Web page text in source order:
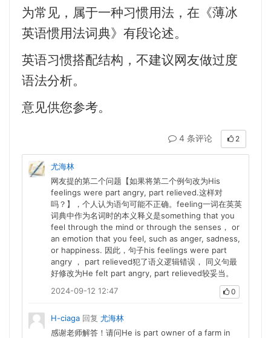
为常见，属于一种习惯用法，在《薄冰
英语惯用法词典》有段论述。
英语习惯搭配结构，不建议网友做过度
语法分析。
意见供您参考。
4 条评论 2
尤海林
网友提的第二个问题【如果将第二个例句改为His
feelings were part angry, part relieved.这样对
吗？】，个人认为语句可能不正确。feeling一词在英英
词典中作为名词时的本义释义是something that you
feel through the mind or through the senses， or
an emotion that you feel, such as anger, sadness,
or happiness. 因此，句子his feelings were part
angry ， part relieved犯了语义逻辑错误， 同义句最
好修改为He felt part angry, part relieved较妥当。
2024-09-12 12:47
0
H-ciaga 回复 尤海林
感谢老师解答！请问He is part owner of a farm in